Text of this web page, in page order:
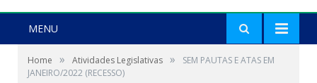
MENU
Home » Atividades Legislativas »
SEM PAUTAS E ATAS EM
JANEIRO/2022 (RECESSO)